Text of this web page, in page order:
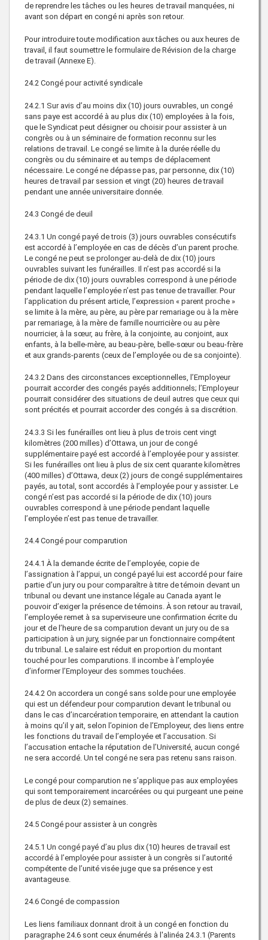
de reprendre les tâches ou les heures de travail manquées, ni
avant son départ en congé ni après son retour.
Pour introduire toute modification aux tâches ou aux heures de
travail, il faut soumettre le formulaire de Révision de la charge
de travail (Annexe E).
24.2 Congé pour activité syndicale
24.2.1 Sur avis d’au moins dix (10) jours ouvrables, un congé
sans paye est accordé à au plus dix (10) employées à la fois,
que le Syndicat peut désigner ou choisir pour assister à un
congrès ou à un séminaire de formation reconnu sur les
relations de travail. Le congé se limite à la durée réelle du
congrès ou du séminaire et au temps de déplacement
nécessaire. Le congé ne dépasse pas, par personne, dix (10)
heures de travail par session et vingt (20) heures de travail
pendant une année universitaire donnée.
24.3 Congé de deuil
24.3.1 Un congé payé de trois (3) jours ouvrables consécutifs
est accordé à l’employée en cas de décès d’un parent proche.
Le congé ne peut se prolonger au-delà de dix (10) jours
ouvrables suivant les funérailles. Il n’est pas accordé si la
période de dix (10) jours ouvrables correspond à une période
pendant laquelle l’employée n’est pas tenue de travailler. Pour
l’application du présent article, l’expression « parent proche »
se limite à la mère, au père, au père par remariage ou à la mère
par remariage, à la mère de famille nourricière ou au père
nourricier, à la sœur, au frère, à la conjointe, au conjoint, aux
enfants, à la belle-mère, au beau-père, belle-sœur ou beau-frère
et aux grands-parents (ceux de l’employée ou de sa conjointe).
24.3.2 Dans des circonstances exceptionnelles, l’Employeur
pourrait accorder des congés payés additionnels; l’Employeur
pourrait considérer des situations de deuil autres que ceux qui
sont précités et pourrait accorder des congés à sa discrétion.
24.3.3 Si les funérailles ont lieu à plus de trois cent vingt
kilomètres (200 milles) d’Ottawa, un jour de congé
supplémentaire payé est accordé à l’employée pour y assister.
Si les funérailles ont lieu à plus de six cent quarante kilomètres
(400 milles) d’Ottawa, deux (2) jours de congé supplémentaires
payés, au total, sont accordés à l’employée pour y assister. Le
congé n’est pas accordé si la période de dix (10) jours
ouvrables correspond à une période pendant laquelle
l’employée n’est pas tenue de travailler.
24.4Congé pour comparution
24.4.1 À la demande écrite de l’employée, copie de
l’assignation à l’appui, un congé payé lui est accordé pour faire
partie d’un jury ou pour comparaître à titre de témoin devant un
tribunal ou devant une instance légale au Canada ayant le
pouvoir d’exiger la présence de témoins. À son retour au travail,
l’employée remet à sa superviseure une confirmation écrite du
jour et de l’heure de sa comparution devant un jury ou de sa
participation à un jury, signée par un fonctionnaire compétent
du tribunal. Le salaire est réduit en proportion du montant
touché pour les comparutions. Il incombe à l’employée
d’informer l’Employeur des sommes touchées.
24.4.2 On accordera un congé sans solde pour une employée
qui est un défendeur pour comparution devant le tribunal ou
dans le cas d’incarcération temporaire, en attendant la caution
à moins qu’il y ait, selon l’opinion de l’Employeur, des liens entre
les fonctions du travail de l’employée et l’accusation. Si
l’accusation entache la réputation de l’Université, aucun congé
ne sera accordé. Un tel congé ne sera pas retenu sans raison.
Le congé pour comparution ne s’applique pas aux employées
qui sont temporairement incarcérées ou qui purgeant une peine
de plus de deux (2) semaines.
24.5 Congé pour assister à un congrès
24.5.1 Un congé payé d’au plus dix (10) heures de travail est
accordé à l’employée pour assister à un congrès si l’autorité
compétente de l’unité visée juge que sa présence y est
avantageuse.
24.6 Congé de compassion
Les liens familiaux donnant droit à un congé en fonction du
paragraphe 24.6 sont ceux énumérés à l'alinéa 24.3.1 (Parents